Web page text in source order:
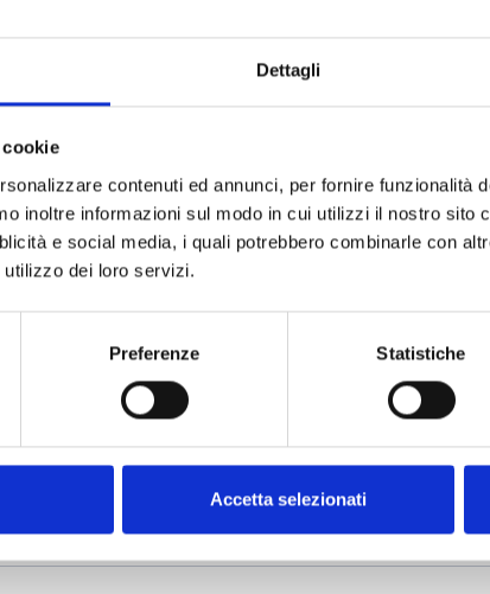
Dettagli
contenuti ed annunci, per fornire funzionalità
inoltre informazioni sul modo in cui utilizzi il nostro sito
e social media, i quali potrebbero combinarle con
dei loro servizi.
Preferenze Statistiche
Accetta selezionati